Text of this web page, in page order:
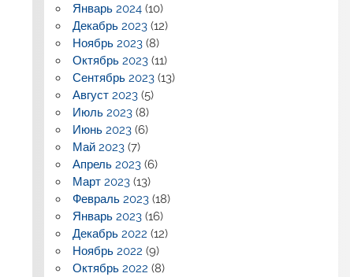
Январь 2024 (10)
Декабрь 2023 (12)
Ноябрь 2023 (8)
Октябрь 2023 (11)
Сентябрь 2023 (13)
Август 2023 (5)
Июль 2023 (8)
Июнь 2023 (6)
Май 2023 (7)
Апрель 2023 (6)
Март 2023 (13)
Февраль 2023 (18)
Январь 2023 (16)
Декабрь 2022 (12)
Ноябрь 2022 (9)
Октябрь 2022 (8)